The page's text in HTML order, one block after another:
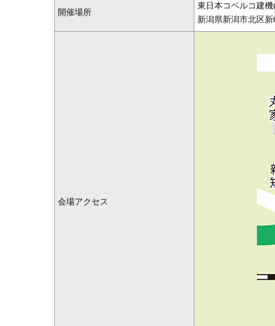
開催場所
東日本コベルコ建
新潟県新潟市北区新
会場アクセス